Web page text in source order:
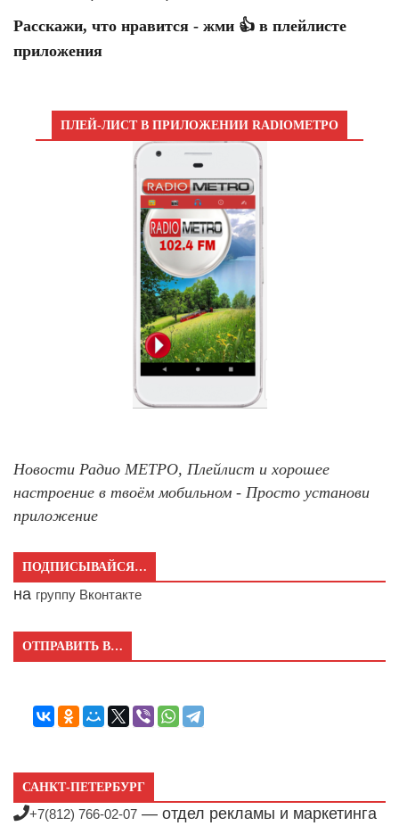
Расскажи, что нравится - жми 👍 в плейлисте
приложения
ПЛЕЙ-ЛИСТ В ПРИЛОЖЕНИИ RADIOМЕТРО
Новости Радио МЕТРО, Плейлист и хорошее
настроение в твоём мобильном - Просто установи
приложение
ПОДПИСЫВАЙСЯ…
на группу Вконтакте
ОТПРАВИТЬ В…
САНКТ-ПЕТЕРБУРГ
+7(812) 766-02-07 — отдел рекламы и маркетинга